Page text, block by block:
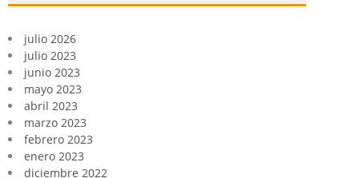
julio 2026
julio 2023
junio 2023
mayo 2023
abril 2023
marzo 2023
febrero 2023
enero 2023
diciembre 2022